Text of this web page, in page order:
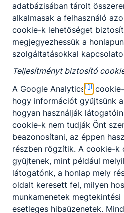
intézmény nevelési
Letöltés
Kérjük figyelmesen
Kattints ide a
adatbázisában tárolt
alkalmasak a felhasználó
cookie-k lehetőséget
megjegyezhessük a
szolgáltatásokkal
Teljesítményt biztosító
A Google Analytics[1]
hogy információt gyűjtsünk
hogyan használják
cookie-k nem tudják Önt
beazonosítani, az éppen
részben rögzítik. A cookie-k
gyűjtenek, mint például
látogatónk, a honlap mely
oldalt keresett fel, milyen
munkamenetek
esetleges hibaüzenetek.